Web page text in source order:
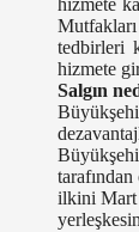
hizmete
tedbirleri
hizmete
Salgın
ilkini Mart